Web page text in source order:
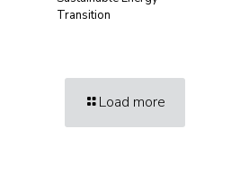
Transition
Load more